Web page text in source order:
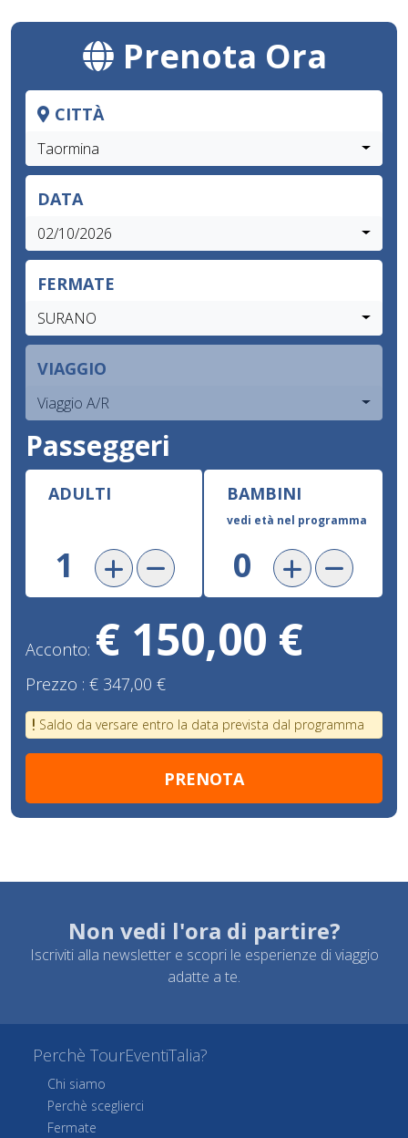
Prenota Ora
CITTÀ
Taormina
DATA
02/10/2026
FERMATE
SURANO
VIAGGIO
Viaggio A/R
Passeggeri
ADULTI BAMBINI
vedi età nel programma
Acconto: € 150,00 €
Prezzo : € 347,00 €
Saldo da versare entro la data prevista dal programma
Non vedi l'ora di partire?
Iscriviti alla newsletter e scopri le esperienze di viaggio
adatte a te.
Perchè TourEventiTalia?
Chi siamo
Perchè sceglierci
Fermate